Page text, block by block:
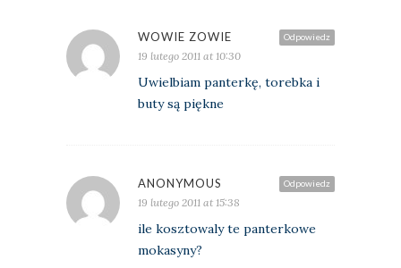
Odpowiedz
WOWIE ZOWIE
19 lutego 2011 at 10:30
Uwielbiam panterkę, torebka i
buty są piękne
Odpowiedz
ANONYMOUS
19 lutego 2011 at 15:38
ile kosztowaly te panterkowe
mokasyny?